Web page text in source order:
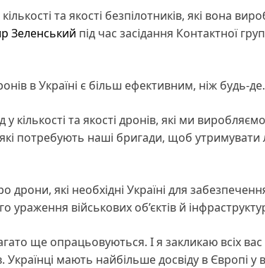
та якості безпілотників, які вона
Зеленський під час засідання Контактної
в Україні є більш ефективним, ніж будь-де.
кількості та якості дронів, які ми
потребують наші бригади, щоб утримувати
які необхідні Україні для
військових об’єктів й
ще опрацьовуються. І я закликаю всіх
мають найбільше досвіду в Європі у